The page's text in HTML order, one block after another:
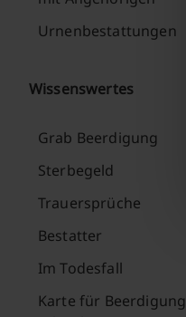
Urnenbestattungen
Wissenswertes
Grab Beerdigung
Sterbegeld
Trauersprüche
Bestatter
Im Todesfall
Karte für Beerdigung